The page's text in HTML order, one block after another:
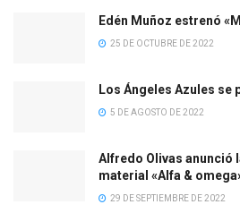
Edén Muñoz estrenó
25 DE OCTUBRE DE 2022
Los Ángeles Azules se
5 DE AGOSTO DE 2022
Alfredo Olivas anunció
material «Alfa &
29 DE SEPTIEMBRE DE 2022